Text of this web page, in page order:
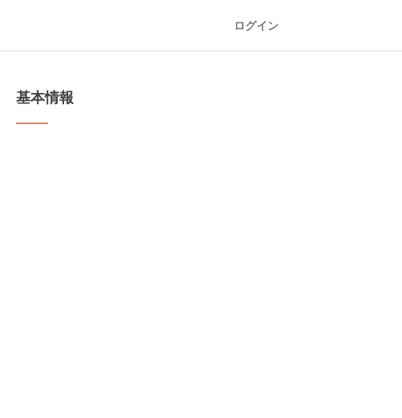
ログイン
基本情報